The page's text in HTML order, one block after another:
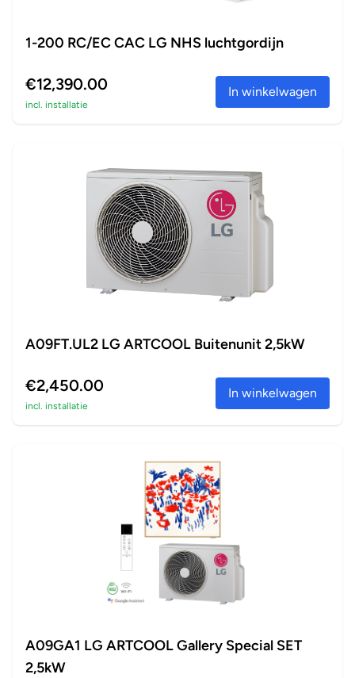
1-200 RC/EC CAC LG NHS luchtgordijn
€12,390.00
incl. installatie
In winkelwagen
A09FT.UL2 LG ARTCOOL Buitenunit 2,5kW
€2,450.00
incl. installatie
In winkelwagen
A09GA1 LG ARTCOOL Gallery Special SET
2,5kW